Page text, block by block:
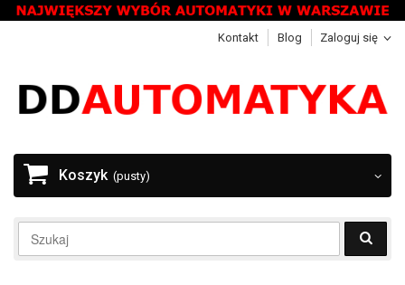
Zaloguj się
Kontakt Blog
Koszyk (pusty)